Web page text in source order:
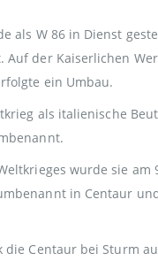
als W 86 in Dienst
Auf der Kaiserlichen
ein Umbau.
als italienische
wurde sie am
in Centaur
die Centaur bei Sturm